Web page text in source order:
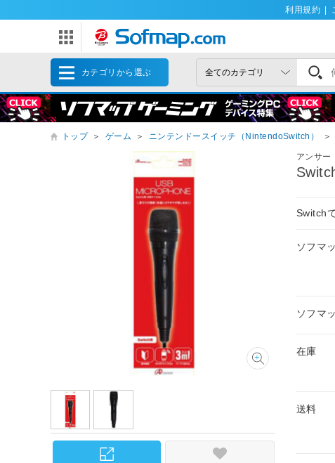
利用規約
カテゴリから選ぶ
トップ ＞ ゲーム ＞ ニンテンドースイッチ（NintendoSwitch） ＞
アンサー
Switch
ソフマ
ソフマ
在庫
送料